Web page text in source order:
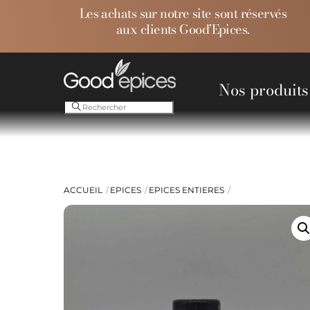
Les achats sur notre site sont réservés
aux clients Good’Epices.
Nos produits
ACCUEIL EPICES EPICES ENTIERES